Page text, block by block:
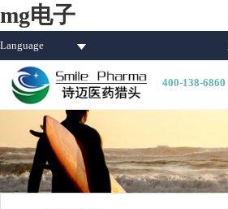
mg电子
Language
400-138-6860